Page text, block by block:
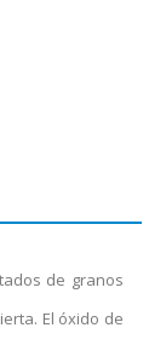
de granos
El óxido de